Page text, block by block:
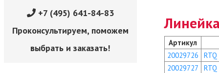
+7 (495) 641-84-83
Проконсультируем, поможем
выбрать и заказать!
Артикул
20029726
20029727